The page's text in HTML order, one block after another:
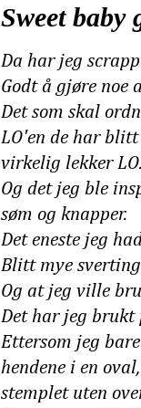
Sweet baby
Da har jeg
Godt å gjøre noe
Det som skal
LO'en de har
virkelig lekker
Og det jeg ble
søm og knapper.
Det eneste jeg
Blitt mye
Og at jeg ville
Det har jeg brukt
Ettersom jeg
hendene i en
stemplet uten